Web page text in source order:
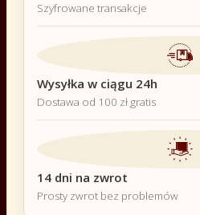
Szyfrowane transakcje
Wysyłka w ciągu 24h
Dostawa od 100 zł gratis
14 dni na zwrot
Prosty zwrot bez problemów